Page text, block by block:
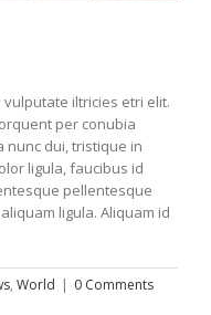
iltricies etri elit.
per conubia
nunc dui, tristique in
ligula, faucibus id
pellentesque
ligula. Aliquam id
, World | 0 Comments